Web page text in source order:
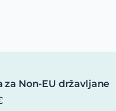
za Non-EU državljane